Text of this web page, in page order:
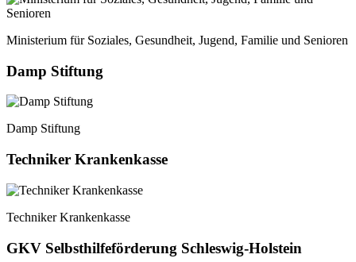
Ministerium für Soziales, Gesundheit, Jugend, Familie und Senioren
Damp Stiftung
Damp Stiftung
Techniker Krankenkasse
Techniker Krankenkasse
GKV Selbsthilfeförderung Schleswig-Holstein